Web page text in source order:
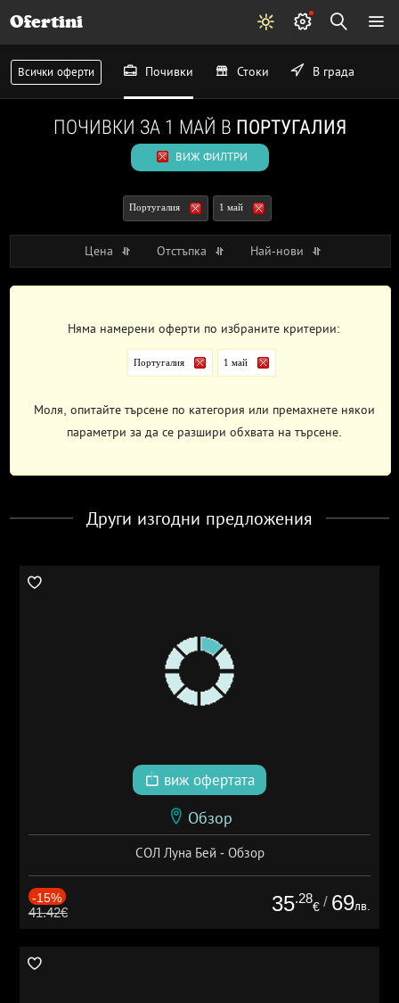
Ofertini
Всички оферти Почивки Стоки В града
ПОЧИВКИ ЗА 1 МАЙ В ПОРТУГАЛИЯ
ВИЖ ФИЛТРИ
Португалия 1 май
Цена Отстъпка Най-нови
Няма намерени оферти по избраните критерии:
Португалия 1 май
Моля, опитайте търсене по категория или премахнете някои
параметри за да се разшири обхвата на търсене.
Други изгодни предложения
виж офертата
Обзор
СОЛ Луна Бей - Обзор
-15%
41.42€ 35.28
€ / 69лв.